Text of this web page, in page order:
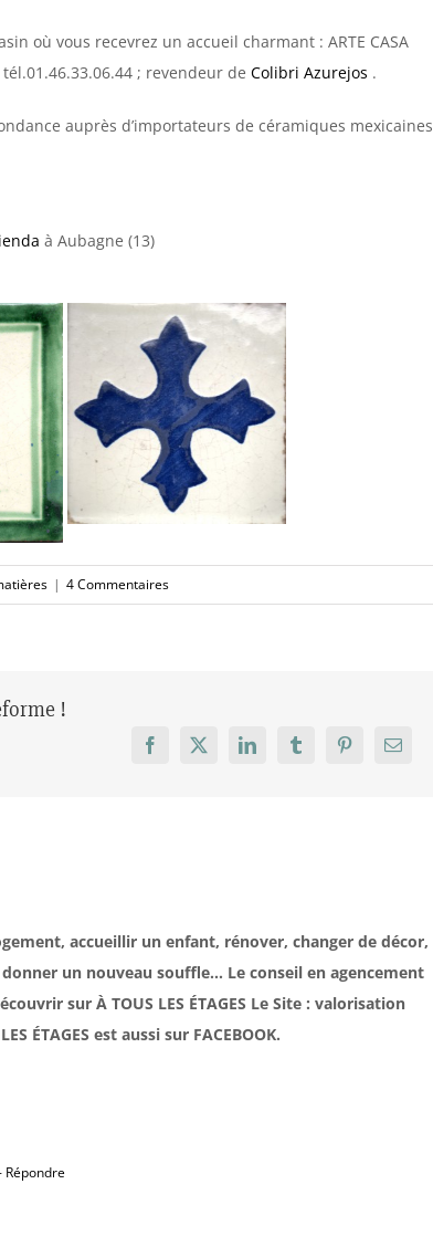
où vous recevrez un accueil charmant : ARTE CASA
tél.01.46.33.06.44 ; revendeur de Colibri Azurejos .
auprès d’importateurs de céramiques mexicaines
à Aubagne (13)
| 4 Commentaires
!
Facebook
X LinkedInTumblrPinterestEmail
accueillir un enfant, rénover, changer de décor,
un nouveau souffle… Le conseil en agencement
sur À TOUS LES ÉTAGES Le Site : valorisation
ÉTAGES est aussi sur FACEBOOK.
Répondre